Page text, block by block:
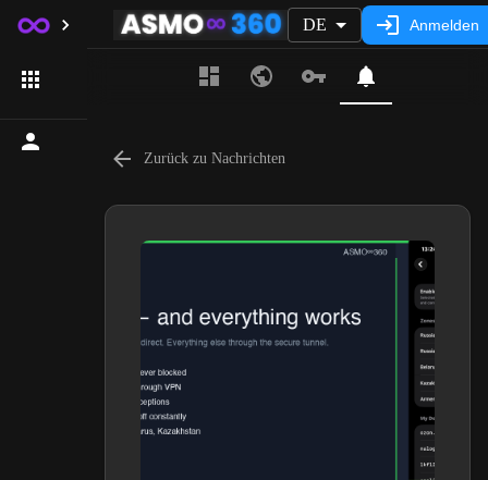
DE Anmelden
Zurück zu Nachrichten